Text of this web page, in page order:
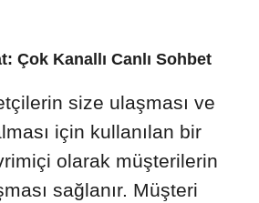
Çok Kanallı Canlı Sohbet
size ulaşması ve
için kullanılan bir
olarak müşterilerin
sağlanır. Müşteri